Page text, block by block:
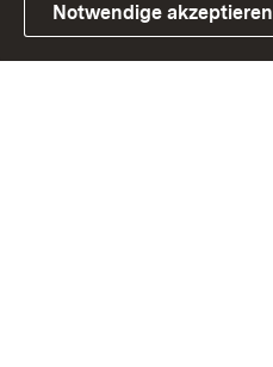
Link zum Landesportal
Notwendige akzeptieren